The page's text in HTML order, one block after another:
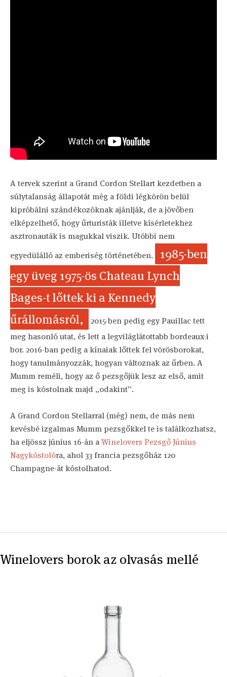
A tervek szerint a Grand Cordon Stellart kezdetben a
súlytalanság állapotát még a földi légkörön belül
kipróbálni szándékozóknak ajánlják, de a jövőben
elképzelhető, hogy űrturisták illetve kísérletekhez
asztronauták is magukkal viszik. Utóbbi nem
egyedülálló az emberiség történetében.
1985-ben
egy üveg 1975-ös Chateau Lynch
Bages-t lőttek ki a Kennedy
űrállomásról,
2015-ben pedig egy Pauillac tett
meg hasonló utat, és lett a legviláglátottabb bordeaux-i
bor. 2016-ban pedig a kínaiak lőttek fel vörösborokat,
hogy tanulmányozzák, hogyan változnak az űrben. A
Mumm reméli, hogy az ő pezsgőjük lesz az első, amit
meg is kóstolnak majd „odakint”.
A Grand Cordon Stellarral (még) nem, de más nem
kevésbé izgalmas Mumm pezsgőkkel te is találkozhatsz,
ha eljössz június 16-án aWinelovers Pezsgő Június
Nagykóstolóra, ahol 33 francia pezsgőház 120
Champagne-át kóstolhatod.
Winelovers borok az olvasás mellé